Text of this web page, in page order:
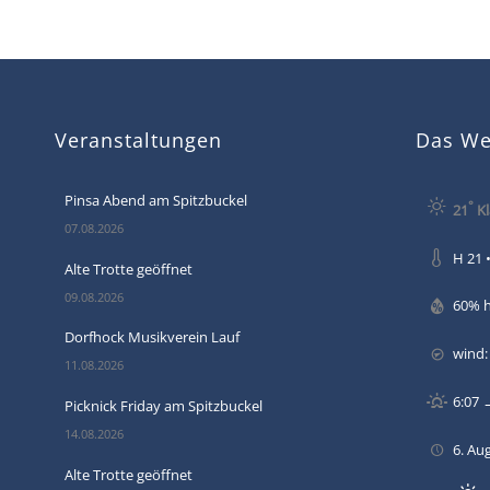
Veranstaltungen
Pinsa Abend am Spitzbuckel
07.08.2026
Alte Trotte geöffnet
09.08.2026
Dorfhock Musikverein Lauf
11.08.2026
Picknick Friday am Spitzbuckel
14.08.2026
Alte Trotte geöffnet
Das
21°
H 21
60%
wind:
6:07
6.